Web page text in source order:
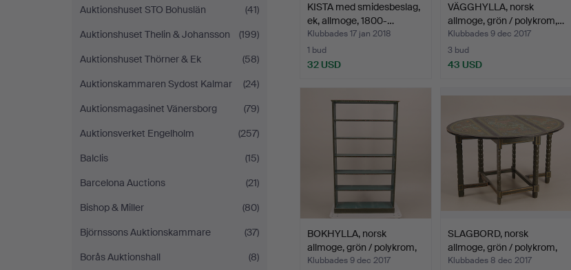
Auktionshuset STO Bohuslän
(41)
Auktionshuset Thelin & Johansson
(199)
Auktionshuset Thörner & Ek
(58)
Auktionskammaren Sydost Kalmar
(24)
Auktionsmagasinet Vänersborg
(79)
Auktionsverket Engelholm
(257)
Balclis
(15)
Barcelona Auctions
(21)
Bishop & Miller
(80)
Björnssons Auktionskammare
(37)
Borås Auktionshall
(8)
KISTA med smidesbeslag,
ek, allmoge, 1800-…
Klubbades 17 jan 2018
1 bud
32 USD
VÄGGHYLLA, norsk
allmoge, grön / polykrom,…
Klubbades 9 dec 2017
3 bud
43 USD
BOKHYLLA, norsk
allmoge, grön / polykrom,
…
Klubbades 9 dec 2017
SLAGBORD, norsk
allmoge, grön / polykrom,
…
Klubbades 8 dec 2017